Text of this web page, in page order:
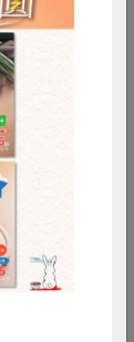
，為了
何化繁
康安心
，現在
地分享
鹽